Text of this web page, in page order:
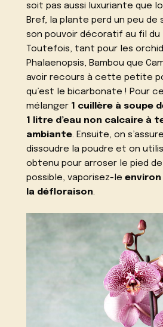
soit pas aussi luxuriante que
Bref, la plante perd un peu de
son pouvoir décoratif au fil du
Toutefois, tant pour les
Phalaenopsis, Bambou que
avoir recours à cette petite
qu’est le bicarbonate ! Pour
mélanger 1 cuillère à soupe
1 litre d’eau non calcaire à
ambiante. Ensuite, on
dissoudre la poudre et on
obtenu pour arroser le pied de
possible, vaporisez-leenviron
la défloraison.